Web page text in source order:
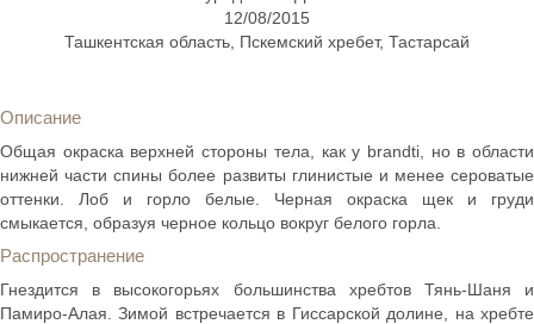
12/08/2015
Ташкентская область, Пскемский хребет, Тастарсай
Описание
Общая окраска верхней стороны тела, как у brandti, но в области
нижней части спины более развиты глинистые и менее сероватые
оттенки. Лоб и горло белые. Черная окраска щек и груди
смыкается, образуя черное кольцо вокруг белого горла.
Распространение
Гнездится в высокогорьях большинства хребтов Тянь-Шаня и
Памиро-Алая. Зимой встречается в Гиссарской долине, на хребте